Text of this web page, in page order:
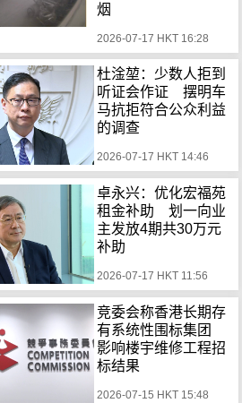
烟
2026-07-17 HKT 16:28
杜淦堃：少数人拒到
听证会作证 摆明车
马抗拒符合公众利益
的调查
2026-07-17 HKT 14:46
卓永兴：优化宏福苑
租金补助 划一向业
主发放4期共30万元
补助
2026-07-17 HKT 11:56
竞委会称香港长期存
有系统性围标集团
影响楼宇维修工程招
标结果
2026-07-15 HKT 15:48